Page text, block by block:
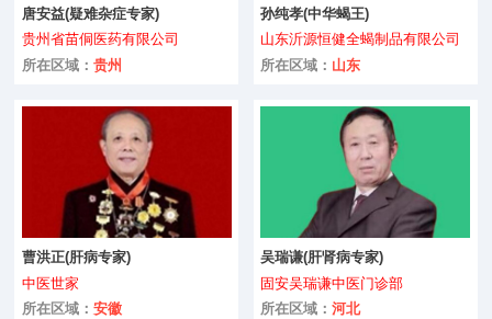
唐安益(疑难杂症专家)
贵州省苗侗医药有限公司
所在区域： 贵州
咨询
孙纯孝(中华蝎王)
山东沂源恒健全蝎制品有限公司
所在区域： 山东
曹洪正(肝病专家)
中医世家
所在区域： 安徽
咨询
吴瑞谦(肝肾病专家)
固安吴瑞谦中医门诊部
所在区域：河北
外科
男科
美容护理
保健养生
骨科